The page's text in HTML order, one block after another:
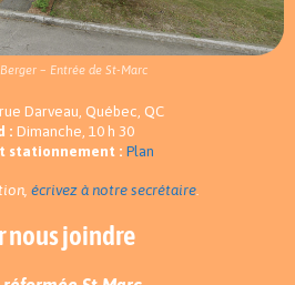
– Entrée de St-Marc
Darveau, Québec, QC
: Dimanche, 10 h 30
stationnement : Plan
écrivez à notre secrétaire
nous joindre